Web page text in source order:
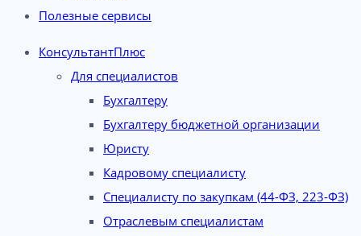
Полезные сервисы
КонсультантПлюс
Для специалистов
Бухгалтеру
Бухгалтеру бюджетной организации
Юристу
Кадровому специалисту
Специалисту по закупкам (44-ФЗ, 223-ФЗ)
Отраслевым специалистам